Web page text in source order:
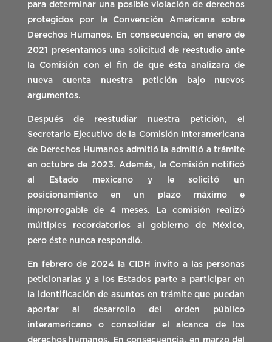
para determinar una posible violación de derechos
protegidos por la Convención Americana sobre
Derechos Humanos. En consecuencia, en enero de
2021 presentamos una solicitud de reestudio ante
la Comisión con el fin de que ésta analizara de
nueva cuenta nuestra petición bajo nuevos
argumentos.
Después de reestudiar nuestra petición, el
Secretario Ejecutivo de la Comisión Interamericana
de Derechos Humanos admitió la admitió a trámite
en octubre de 2023. Además, la Comisión notificó
al Estado mexicano y le solicitó un
posicionamiento en un plazo máximo e
improrrogable de 4 meses. La comisión realizó
múltiples recordatorios al gobierno de México,
pero éste nunca respondió.
En febrero de 2024 la CIDH invito a las personas
peticionarias y a los Estados parte a participar en
la identificación de asuntos en trámite que puedan
aportar al desarrollo del orden público
interamericano o consolidar el alcance de los